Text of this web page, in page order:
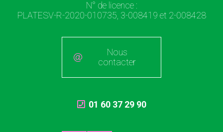
N° de licence :
PLATESV-R-2020-010735, 3-008419 et 2-008428
Nous
contacter
01 60 37 29 90